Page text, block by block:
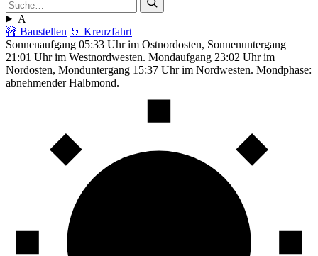
A
🚧 Baustellen 🚢 Kreuzfahrt
Sonnenaufgang 05:33 Uhr im Ostnordosten, Sonnenuntergang
21:01 Uhr im Westnordwesten. Mondaufgang 23:02 Uhr im
Nordosten, Monduntergang 15:37 Uhr im Nordwesten. Mondphase:
abnehmender Halbmond.